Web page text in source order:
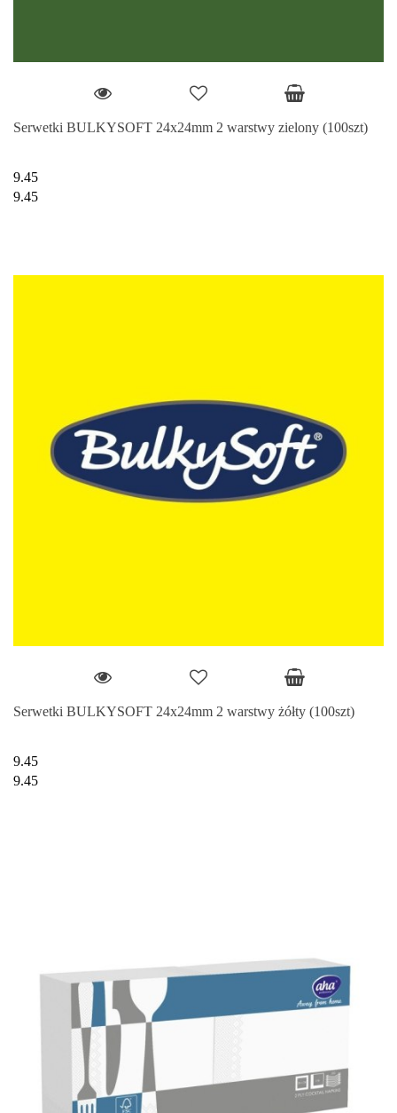
Serwetki BULKYSOFT 24x24mm 2 warstwy zielony (100szt)
9.45
9.45
Serwetki BULKYSOFT 24x24mm 2 warstwy żółty (100szt)
9.45
9.45